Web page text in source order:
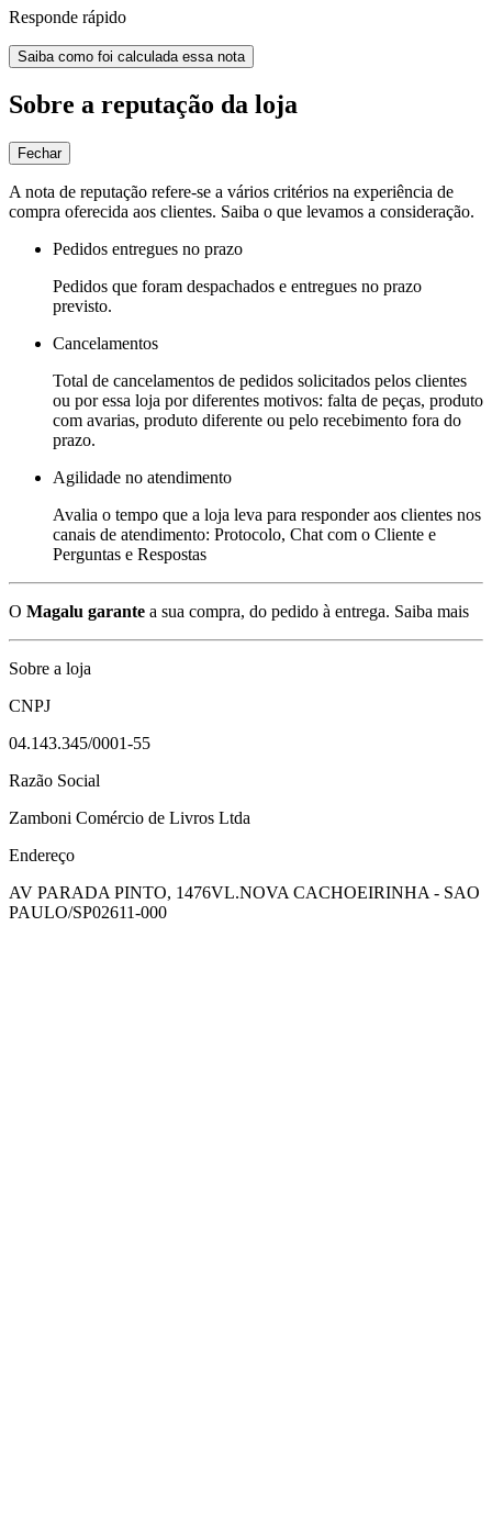
Responde rápido
Saiba como foi calculada essa nota
Sobre a reputação da loja
Fechar
A nota de reputação refere-se a vários critérios na experiência de
compra oferecida aos clientes. Saiba o que levamos a consideração.
Pedidos entregues no prazo
Pedidos que foram despachados e entregues no prazo
previsto.
Cancelamentos
Total de cancelamentos de pedidos solicitados pelos clientes
ou por essa loja por diferentes motivos: falta de peças, produto
com avarias, produto diferente ou pelo recebimento fora do
prazo.
Agilidade no atendimento
Avalia o tempo que a loja leva para responder aos clientes nos
canais de atendimento: Protocolo, Chat com o Cliente e
Perguntas e Respostas
O Magalu garante a sua compra, do pedido à entrega. Saiba mais
Sobre a loja
CNPJ
04.143.345/0001-55
Razão Social
Zamboni Comércio de Livros Ltda
Endereço
AV PARADA PINTO, 1476VL.NOVA CACHOEIRINHA - SAO
PAULO/SP02611-000